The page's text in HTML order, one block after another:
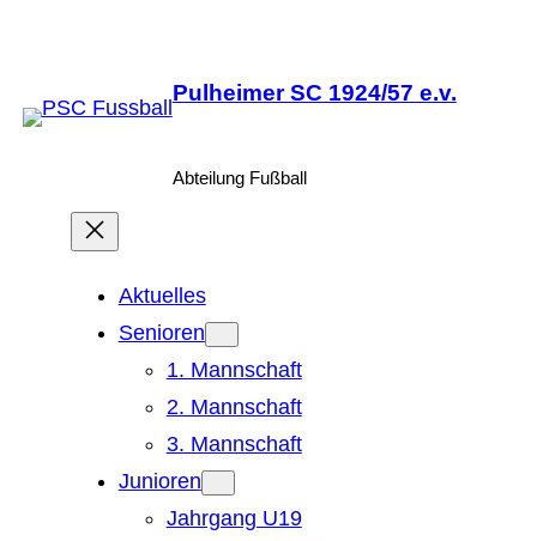
springen
Pulheimer SC 1924/57 e.v.
Abteilung Fußball
Aktuelles
Senioren
1. Mannschaft
2. Mannschaft
3. Mannschaft
Junioren
Jahrgang U19